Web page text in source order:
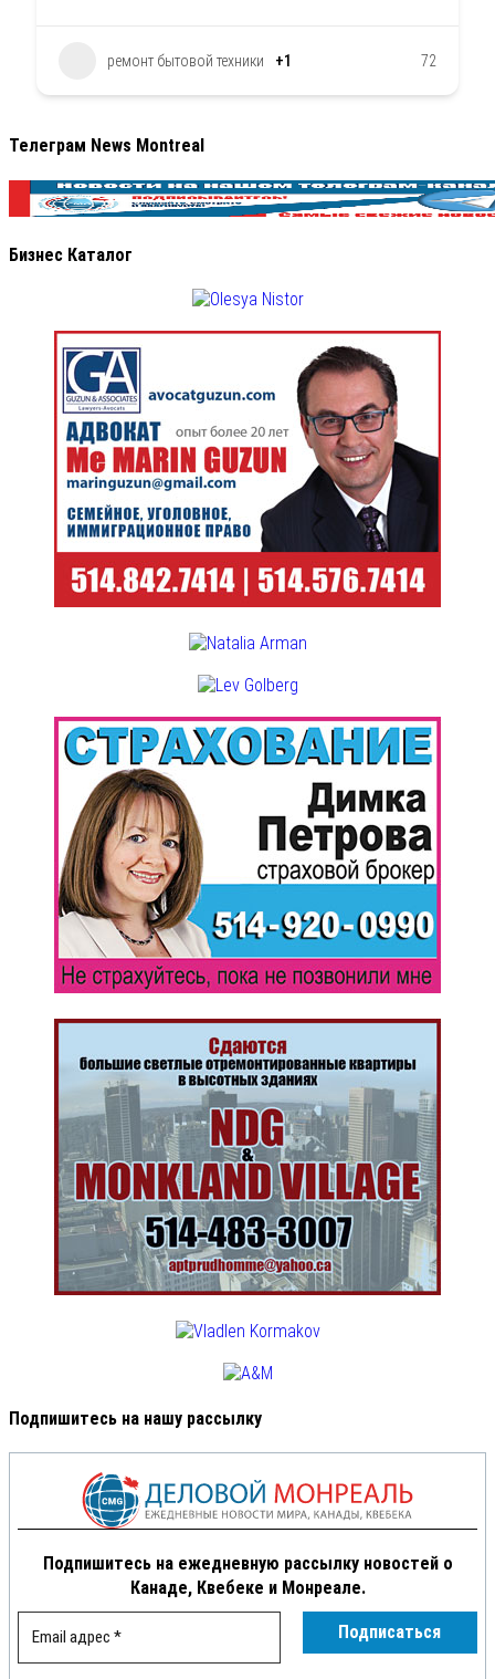
ремонт бытовой техники +1 72
Телеграм News Montreal
Бизнес Каталог
Подпишитесь на нашу рассылку
Подпишитесь на ежедневную рассылку новостей о
Канаде, Квебеке и Монреале.